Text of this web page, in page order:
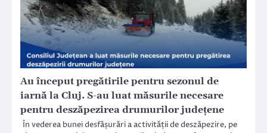
Au început pregătirile pentru sezonul de
iarnă la Cluj. S-au luat măsurile necesare
pentru deszăpezirea drumurilor județene
În vederea bunei desfășurări a activității de deszăpezire, pe